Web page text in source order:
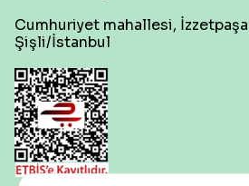
Cumhuriyet mahallesi,
Şişli/İstanbul